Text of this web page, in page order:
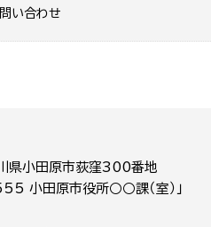
い合わせ
小田原市荻窪300番地
小田原市役所○○課（室）」